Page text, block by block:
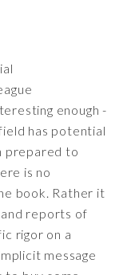
enough -
has potential
prepared to
is no
book. Rather it
reports of
rigor on a
message